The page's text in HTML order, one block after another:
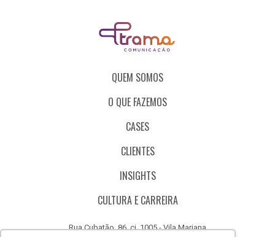
QUEM SOMOS
O QUE FAZEMOS
CASES
CLIENTES
INSIGHTS
CULTURA E CARREIRA
Rua Cubatão, 86, cj. 1005 - Vila Mariana